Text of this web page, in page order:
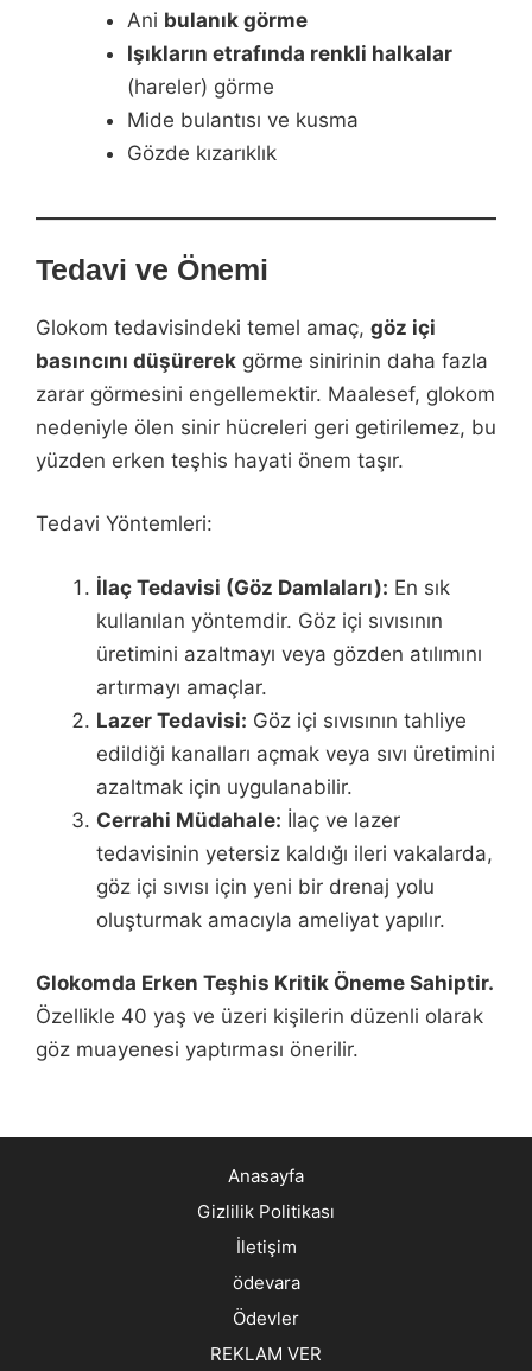
Ani bulanık görme
Işıkların etrafında renkli halkalar
(hareler) görme
Mide bulantısı ve kusma
Gözde kızarıklık
Tedavi ve Önemi
Glokom tedavisindeki temel amaç, göz içi
basıncını düşürerek görme sinirinin daha fazla
zarar görmesini engellemektir. Maalesef, glokom
nedeniyle ölen sinir hücreleri geri getirilemez, bu
yüzden erken teşhis hayati önem taşır.
Tedavi Yöntemleri:
İlaç Tedavisi (Göz Damlaları): En sık
kullanılan yöntemdir. Göz içi sıvısının
üretimini azaltmayı veya gözden atılımını
artırmayı amaçlar.
Lazer Tedavisi: Göz içi sıvısının tahliye
edildiği kanalları açmak veya sıvı üretimini
azaltmak için uygulanabilir.
Cerrahi Müdahale: İlaç ve lazer
tedavisinin yetersiz kaldığı ileri vakalarda,
göz içi sıvısı için yeni bir drenaj yolu
oluşturmak amacıyla ameliyat yapılır.
Glokomda Erken Teşhis Kritik Öneme Sahiptir.
Özellikle 40 yaş ve üzeri kişilerin düzenli olarak
göz muayenesi yaptırması önerilir.
Anasayfa
Gizlilik Politikası
İletişim
ödevara
Ödevler
REKLAM VER